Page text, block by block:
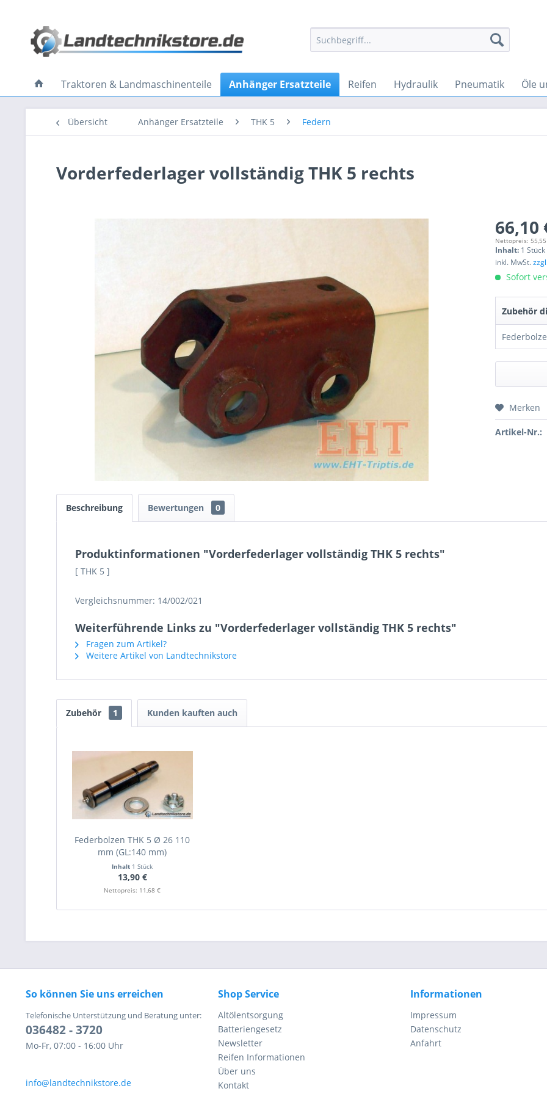
Traktoren & Landmaschinenteile Anhänger Ersatzteile Reifen Hydraulik Pneumatik Öle
Übersicht Anhänger Ersatzteile THK 5 Federn
Vorderfederlager vollständig THK 5 rechts
66,10
Nettopreis:
Inhalt: 1 Stück
inkl. MwSt.
Sofort
Zubehör
Preis
Merken
Artikel-Nr.:
Beschreibung Bewertungen 0
Produktinformationen "Vorderfederlager vollständig THK 5 rechts"
[ THK 5 ]
Vergleichsnummer: 14/002/021
Weiterführende Links zu "Vorderfederlager vollständig THK 5 rechts"
Fragen zum Artikel?
Weitere Artikel von Landtechnikstore
Zubehör 1 Kunden kauften auch
Federbolzen THK 5 Ø 26 110
mm (GL:140 mm)
Inhalt 1 Stück
13,90 €
Nettopreis: 11,68 €
So können Sie uns erreichen
Telefonische Unterstützung und Beratung unter:
036482 - 3720
Mo-Fr, 07:00 - 16:00 Uhr
info@landtechnikstore.de
Shop Service
Altölentsorgung
Batteriengesetz
Newsletter
Reifen Informationen
Über uns
Kontakt
Informationen
Impressum
Datenschutz
Anfahrt